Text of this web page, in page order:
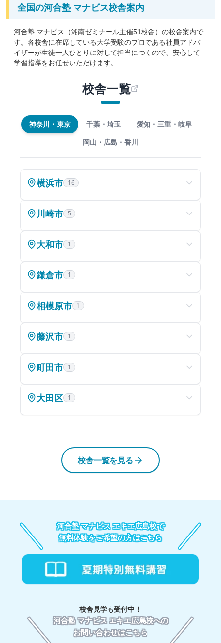
の中から、自分に必要な講座を受講できるので、無駄な
受講時間はありません。使用するテキストは、河合塾の
成しています。
4. 1対1の対話で授業の理解を深めるアドバイスタイム
受け身の学習では、学力は伸ばせません。マナビスで
学習したことを生徒自身が説明する「アドバイスタイ
を設けています。対話しながら、
で、わかったつもりになっていた部分が明確に。入試に
つながる思考力や表現力も磨けます。
受講予定日に急な予定が入っても、振替受講が可能。部
活や学校行事に忙しい高校生でも、時間を無駄なく生か
全国の河合塾 マナビス校舎案内
河合塾 マナビス（湘南ゼミナール主催51校舎）の校舎案内で
す。各校舎に在席している大学受験のプロである社員アドバ
イザーが生徒一人ひとりに対して担当につくので、安心して
学習指導をお任せいただけます。
校舎一覧
神奈川・東京 千葉・埼玉
愛知・三重・岐阜
岡山・広島・香川
横浜市 16
川崎市 5
大和市 1
鎌倉市 1
相模原市 1
藤沢市 1
町田市 1
大田区 1
校舎一覧を見る
校舎見学も受付中！
河合塾 マナビス エキエ広島校への
お問い合わせはこちら
河合塾 マナビス エキエ広島校で
無料体験をご希望の方はこちら